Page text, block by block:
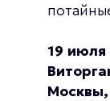
19
Москвы,